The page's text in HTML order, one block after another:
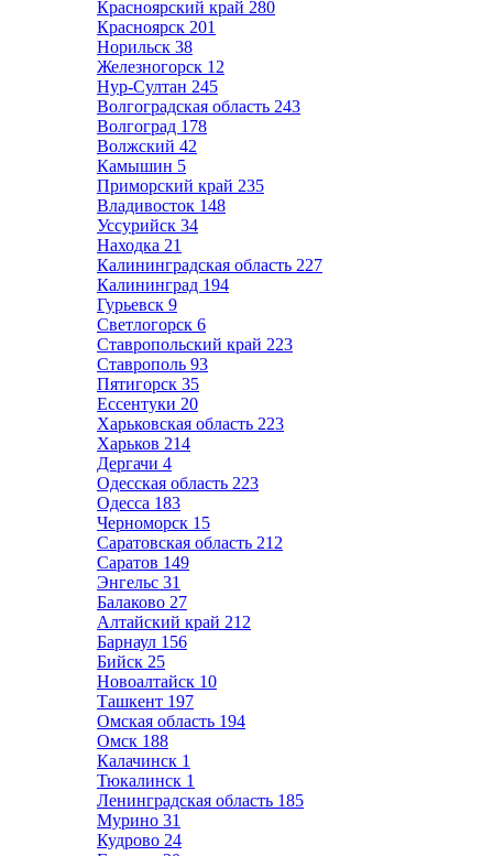
Красноярский край 280
Красноярск 201
Норильск 38
Железногорск 12
Нур-Султан 245
Волгоградская область 243
Волгоград 178
Волжский 42
Камышин 5
Приморский край 235
Владивосток 148
Уссурийск 34
Находка 21
Калининградская область 227
Калининград 194
Гурьевск 9
Светлогорск 6
Ставропольский край 223
Ставрополь 93
Пятигорск 35
Ессентуки 20
Харьковская область 223
Харьков 214
Дергачи 4
Одесская область 223
Одесса 183
Черноморск 15
Саратовская область 212
Саратов 149
Энгельс 31
Балаково 27
Алтайский край 212
Барнаул 156
Бийск 25
Новоалтайск 10
Ташкент 197
Омская область 194
Омск 188
Калачинск 1
Тюкалинск 1
Ленинградская область 185
Мурино 31
Кудрово 24